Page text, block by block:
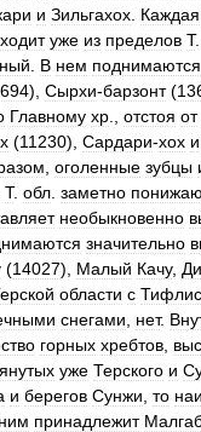
и Зильгахох Каждая
уже из пределов Т.
В нем поднимаются
), Сырхи-барзонт(
Главному хр отстоя от
(11230), Сардари-хох и
оголенные зубцы
Т. обл заметно
необыкновенно
значительно
(14027), Малый Качу,
области с
снегами нет.
горных хребтов
уже Терского и
и берегов Сунжи то
ним принадлежит